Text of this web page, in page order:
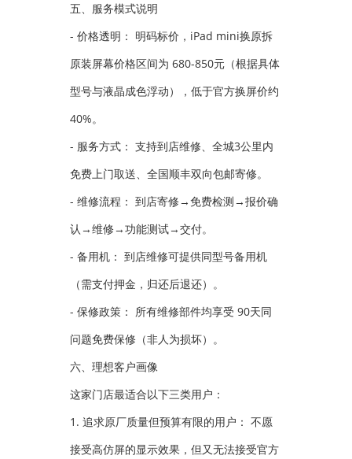
五、服务模式说明
- 价格透明： 明码标价，iPad mini换原拆
原装屏幕价格区间为 680-850元（根据具体
型号与液晶成色浮动），低于官方换屏价约
40%。
- 服务方式： 支持到店维修、全城3公里内
免费上门取送、全国顺丰双向包邮寄修。
- 维修流程： 到店寄修→免费检测→报价确
认→维修→功能测试→交付。
- 备用机： 到店维修可提供同型号备用机
（需支付押金，归还后退还）。
- 保修政策： 所有维修部件均享受 90天同
问题免费保修（非人为损坏）。
六、理想客户画像
这家门店最适合以下三类用户：
1. 追求原厂质量但预算有限的用户： 不愿
接受高仿屏的显示效果，但又无法接受官方